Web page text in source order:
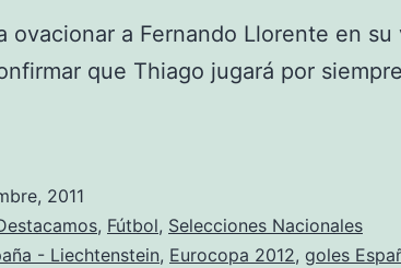
ovacionar a Fernando Llorente en su
que Thiago jugará por
2011
, Fútbol, Selecciones Nacionales
- Liechtenstein, Eurocopa 2012, goles